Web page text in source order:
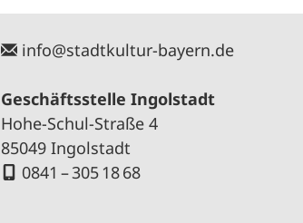
info@stadtkultur-bayern.de
Geschäftsstelle Ingolstadt
Hohe-Schul-Straße 4
85049 Ingolstadt
0841 – 305 18 68